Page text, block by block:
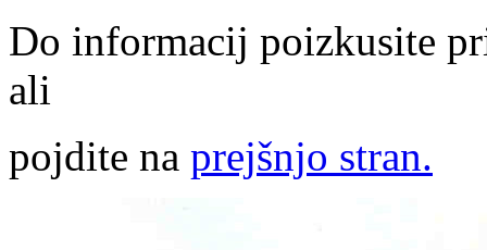
Do informacij poizkusite
ali
pojdite na prejšnjo stran.